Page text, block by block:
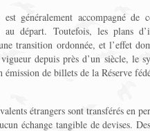
généralement accompagné
départ. Toutefois, les plans
transition ordonnée, et l’effet
depuis près d’un siècle, le
de billets de la Réserve
étrangers sont transférés en
échange tangible de devises.